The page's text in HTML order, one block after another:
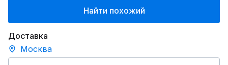
Найти похожий
Доставка
Москва